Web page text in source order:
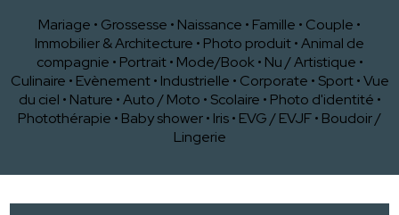
Mariage • Grossesse • Naissance • Famille • Couple •
Immobilier & Architecture • Photo produit•Animal de
compagnie • Portrait • Mode/Book • Nu / Artistique •
Culinaire • Evènement • Industrielle • Corporate • Sport •Vue
du ciel • Nature •Auto / Moto • Scolaire • Photo d'identité •
Photothérapie • Baby shower• Iris• EVG / EVJF• Boudoir /
Lingerie